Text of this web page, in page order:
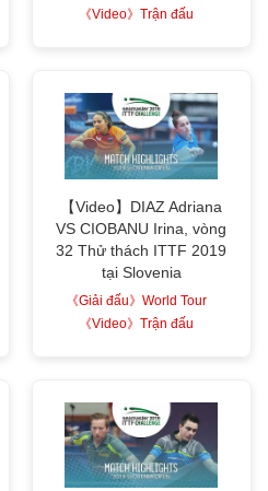
《Video》Trận đấu
【Video】DIAZ Adriana
VS CIOBANU Irina, vòng
32 Thử thách ITTF 2019
tại Slovenia
《Giải đấu》World Tour
《Video》Trận đấu